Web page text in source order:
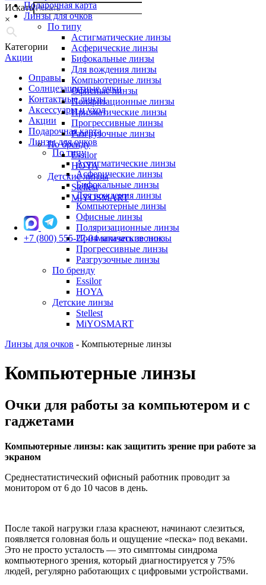
Искать
×
Категории
Акции
Оправы
Солнцезащитные очки
Контактные линзы
Аксессуары и уход
Акции
Подарочная карта
Линзы для очков
По типу
Астигматические линзы
Асферические линзы
Бифокальные линзы
Для вождения линзы
Компьютерные линзы
Офисные линзы
Поляризационные линзы
Призматические линзы
Прогрессивные линзы
Разгрузочные линзы
По бренду
Essilor
HOYA
Детские линзы
Stellest
MiYOSMART
Подарочная карта
Линзы для очков
По типу
Астигматические линзы
Асферические линзы
Бифокальные линзы
Для вождения линзы
Компьютерные линзы
Офисные линзы
Поляризационные линзы
Призматические линзы
Прогрессивные линзы
Разгрузочные линзы
По бренду
Essilor
HOYA
Детские линзы
Stellest
MiYOSMART
+7 (800) 555-27-04 заказать звонок
Линзы для очков - Компьютерные линзы
Компьютерные линзы
Очки для работы за компьютером и с
гаджетами
Компьютерные линзы: как защитить зрение при работе за
экраном
Среднестатистический офисный работник проводит за
монитором от 6 до 10 часов в день.
После такой нагрузки глаза краснеют, начинают слезиться,
появляется головная боль и ощущение «песка» под веками.
Это не просто усталость — это симптомы синдрома
компьютерного зрения, который диагностируется у 75%
людей, регулярно работающих с цифровыми устройствами.